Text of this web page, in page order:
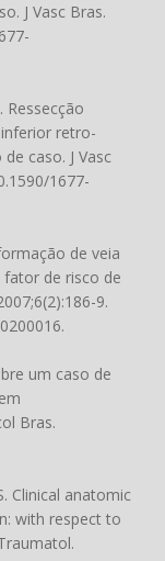
J Vasc Bras.
Ressecção
retro-
caso. J Vasc
1677-
de veia
de risco de
9.
.
um caso de
Bras.
Clinical anatomic
with respect to